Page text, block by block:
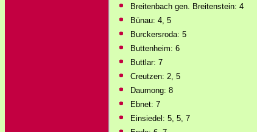
Breitenbach gen. Breitenstein: 4
Bünau: 4, 5
Burckersroda: 5
Buttenheim: 6
Buttlar: 7
Creutzen: 2, 5
Daumong: 8
Ebnet: 7
Einsiedel: 5, 5, 7